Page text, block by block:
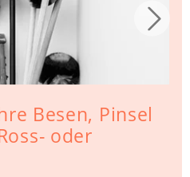
Besen, Pinsel
oder